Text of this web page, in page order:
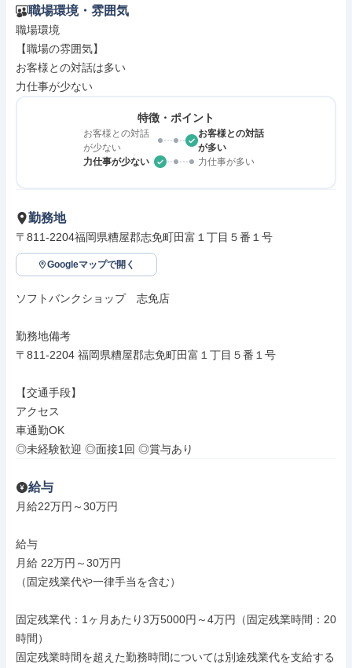
職場環境・雰囲気
職場環境
【職場の雰囲気】
お客様との対話は多い
力仕事が少ない
特徴・ポイント
お客様との対話
が少ない
お客様との対話
が多い
力仕事が少ない
力仕事が多い
勤務地
〒811-2204福岡県糟屋郡志免町田富１丁目５番１号
Googleマップで開く
ソフトバンクショップ　志免店
勤務地備考
〒811-2204 福岡県糟屋郡志免町田富１丁目５番１号
【交通手段】
アクセス
車通勤OK
◎未経験歓迎 ◎面接1回 ◎賞与あり
給与
月給22万円～30万円
給与
月給 22万円～30万円
（固定残業代や一律手当を含む）
固定残業代：1ヶ月あたり3万5000円～4万円（固定残業時間：20
時間）
固定残業時間を超えた勤務時間については別途残業代を支給する